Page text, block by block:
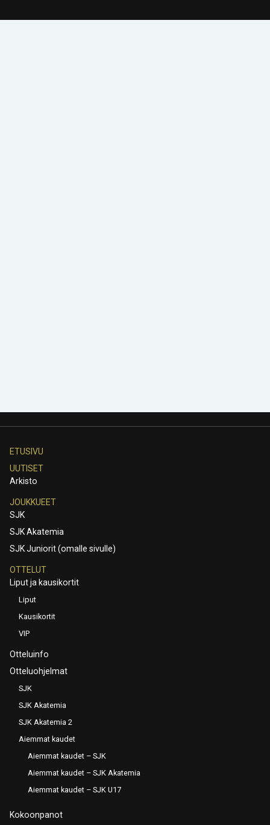
ETUSIVU
UUTISET
Arkisto
JOUKKUEET
SJK
SJK Akatemia
SJK Juniorit (omalle sivulle)
OTTELUT
Liput ja kausikortit
Liput
Kausikortit
VIP
Otteluinfo
Otteluohjelmat
SJK
SJK Akatemia
SJK Akatemia 2
Aiemmat kaudet
Aiemmat kaudet – SJK
Aiemmat kaudet – SJK Akatemia
Aiemmat kaudet – SJK U17
Kokoonpanot